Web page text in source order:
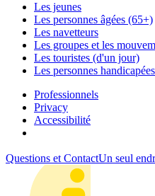
Les jeunes
Les personnes âgées (65+)
Les navetteurs
Les groupes et les
Les touristes (d'un jour)
Les personnes
Professionnels
Privacy
Accessibilité
Questions et ContactUn seul